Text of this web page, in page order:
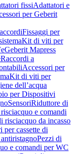
fissiAdattatori e
per Geberit
Fissaggi per
Kit di viti per
Geberit Mapress
Raccordi a
Accessori per
Kit di viti per
dell’acqua
per Dispositivi
SensoriRiduttore di
e comandi
risciacquo da incasso
per cassette di
Pezzi di
e comandi per WC